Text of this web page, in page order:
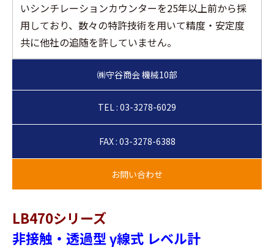
いシンチレーションカウンターを25年以上前から採
用しており、数々の特許技術を用いて精度・安定度
共に他社の追随を許していません。
TEL : 03-3278-6029
FAX : 03-3278-6388
LB470シリーズ
非接触・透過型 γ線式 レベル計